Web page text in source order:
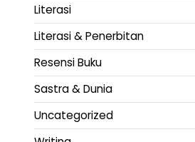
Literasi
Literasi & Penerbitan
Resensi Buku
Sastra & Dunia
Uncategorized